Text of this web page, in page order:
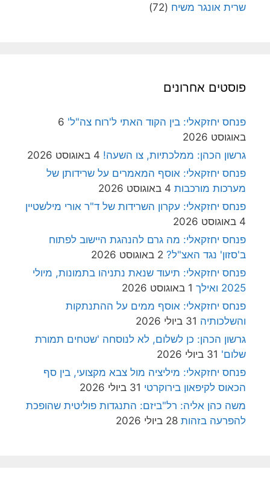
שרית אונגר משיח (72)
פוסטים אחרונים
פנחס יחזקאלי: בין הקוד האתי ל'רוח צה"ל' 6
באוגוסט 2026
גרשון הכהן: ממלכתיות, צו השעה! 4 באוגוסט 2026
פנחס יחזקאלי: אוסף המאמרים על שרידותן של
מערכות מורכבות 4 באוגוסט 2026
פנחס יחזקאלי: עקרון השרידות של ד"ר אורי מילשטיין
4 באוגוסט 2026
פנחס יחזקאלי: מה גרם להנהגת היישוב לפתוח
ב'סזון' נגד האצ"ל? 2 באוגוסט 2026
פנחס יחזקאלי: תיעוד שנאת נתניהו בתמונות, מיולי
2025 ואילך
1 באוגוסט 2026
פנחס יחזקאלי: אוסף ממים על ההתנתקות
והשלכותיה 31 ביולי 2026
גרשון הכהן: כן לשלום, לא לנוסחה 'שטחים תמורת
שלום' 31 ביולי 2026
פנחס יחזקאלי: מיליציה מול צבא מקצועי, בין סף
הכאוס לקיפאון בירוקרטי 31 ביולי 2026
משה כהן אליה: רל"ביזם: התנגדות פוליטית שהופכת
להפרעה בזהות 28 ביולי 2026